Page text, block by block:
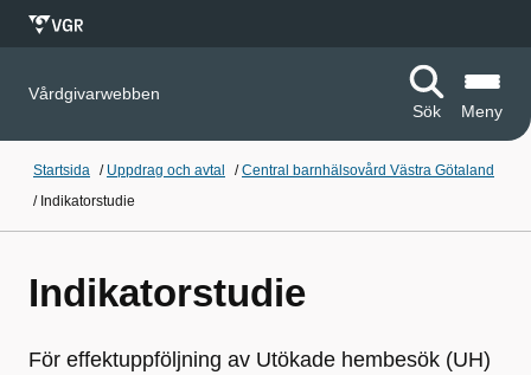
Vårdgivarwebben
Sök
Meny
Startsida / Uppdrag och avtal /Central barnhälsovård Västra Götaland
/ Indikatorstudie
Indikatorstudie
För effektuppföljning av Utökade hembesök (UH)